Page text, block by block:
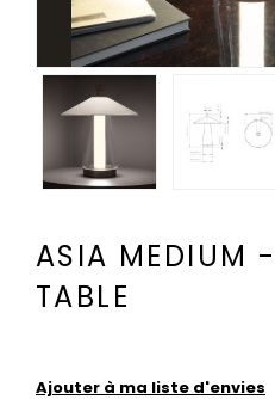
ASIA MEDIUM
TABLE
Ajouter à ma liste d'envies